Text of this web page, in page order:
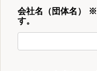
会社名（団体名）
す。